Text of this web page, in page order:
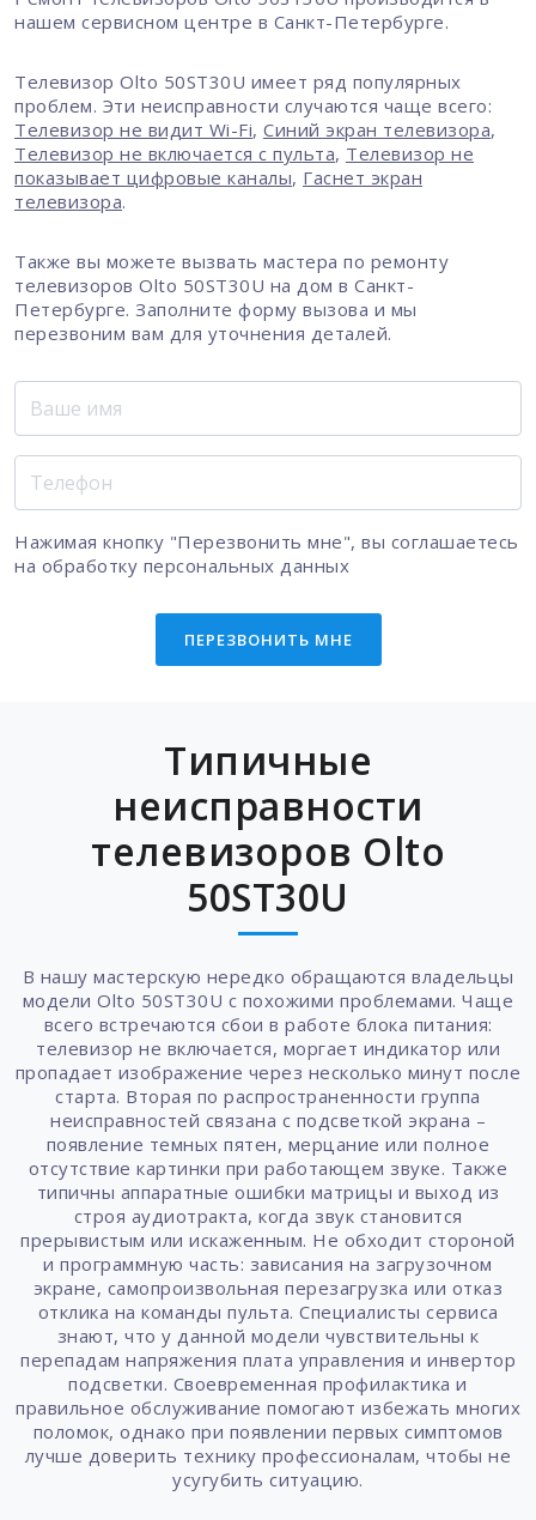
нашем сервисном центре в Санкт-Петербурге.
Телевизор Olto 50ST30U имеет ряд популярных
проблем. Эти неисправности случаются чаще всего:
Телевизор не видит Wi-Fi, Синий экран телевизора,
Телевизор не включается с пульта, Телевизор не
показывает цифровые каналы, Гаснет экран
телевизора.
Также вы можете вызвать мастера по ремонту
телевизоров Olto 50ST30U на дом в Санкт-
Петербурге. Заполните форму вызова и мы
перезвоним вам для уточнения деталей.
Нажимая кнопку "Перезвонить мне", вы соглашаетесь
на обработку персональных данных
ПЕРЕЗВОНИТЬ МНЕ
Типичные
неисправности
телевизоров Olto
50ST30U
В нашу мастерскую нередко обращаются владельцы
модели Olto 50ST30U с похожими проблемами. Чаще
всего встречаются сбои в работе блока питания:
телевизор не включается, моргает индикатор или
пропадает изображение через несколько минут после
старта. Вторая по распространенности группа
неисправностей связана с подсветкой экрана –
появление темных пятен, мерцание или полное
отсутствие картинки при работающем звуке. Также
типичны аппаратные ошибки матрицы и выход из
строя аудиотракта, когда звук становится
прерывистым или искаженным. Не обходит стороной
и программную часть: зависания на загрузочном
экране, самопроизвольная перезагрузка или отказ
отклика на команды пульта. Специалисты сервиса
знают, что у данной модели чувствительны к
перепадам напряжения плата управления и инвертор
подсветки. Своевременная профилактика и
правильное обслуживание помогают избежать многих
поломок, однако при появлении первых симптомов
лучше доверить технику профессионалам, чтобы не
усугубить ситуацию.